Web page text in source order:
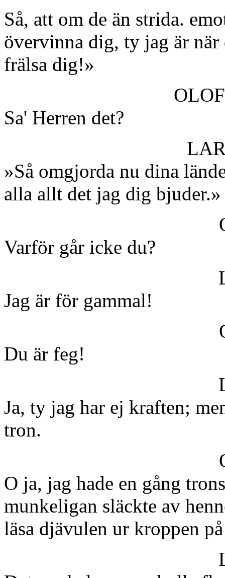
Så, att om de än strida.
övervinna dig, ty jag är
frälsa dig!»
Sa' Herren det?
»Så omgjorda nu dina
alla allt det jag dig bjuder.»
Varför går icke du?
Jag är för gammal!
Du är feg!
Ja, ty jag har ej kraften;
tron.
O ja, jag hade en gång
munkeligan släckte av
läsa djävulen ur kroppen